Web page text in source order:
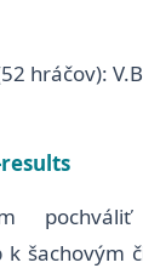
hráčov):
šachovým